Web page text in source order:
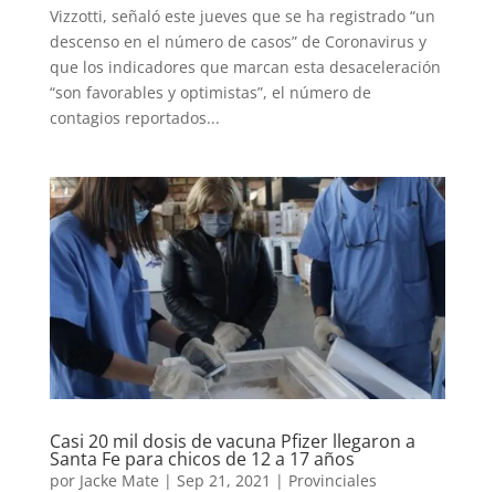
Vizzotti, señaló este jueves que se ha registrado “un
descenso en el número de casos” de Coronavirus y
que los indicadores que marcan esta desaceleración
“son favorables y optimistas”, el número de
contagios reportados...
Casi 20 mil dosis de vacuna Pfizer llegaron a
Santa Fe para chicos de 12 a 17 años
por Jacke Mate | Sep 21, 2021 | Provinciales